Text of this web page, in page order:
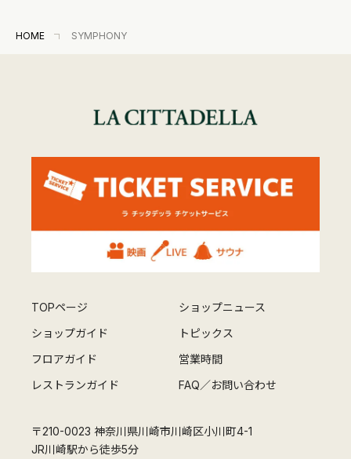
HOME SYMPHONY
TOPページ
ショップニュース
ショップガイド
トピックス
フロアガイド
営業時間
レストランガイド
FAQ／お問い合わせ
〒210-0023 神奈川県川崎市川崎区小川町4-1
JR川崎駅から徒歩5分